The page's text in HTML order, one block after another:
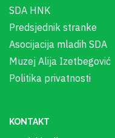
SDA HNK
Predsjednik stranke
Asocijacija mladih SDA
Muzej Alija Izetbegović
Politika privatnosti
KONTAKT